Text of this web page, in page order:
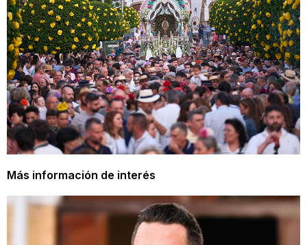
Más información de interés